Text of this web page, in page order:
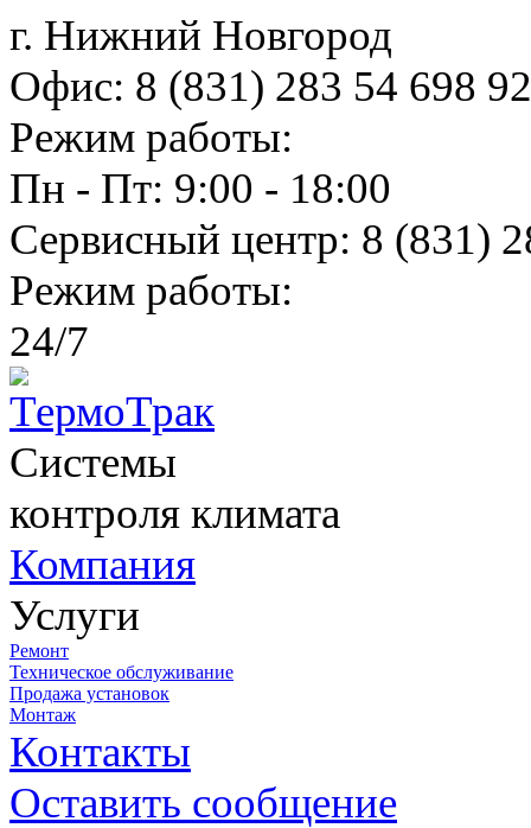
г. Нижний Новгород
Офис: 8 (831) 283 54 698
Режим работы:
Пн - Пт: 9:00 - 18:00
Сервисный центр: 8 (831)
Режим работы:
24/7
Системы
контроля климатa
Компания
Услуги
Ремонт
Техническое обслуживание
Продажа установок
Монтаж
Контакты
Оставить сообщение